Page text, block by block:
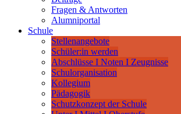
Fragen & Antworten
Alumniportal
Schule
Stellenangebote
Schüler:in werden
Abschlüsse I Noten I Zeugnisse
Schulorganisation
Kollegium
Pädagogik
Schutzkonzept der Schule